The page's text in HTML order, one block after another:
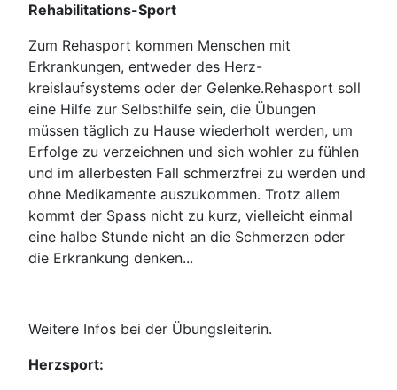
Rehabilitations-Sport
Zum Rehasport kommen Menschen mit
Erkrankungen, entweder des Herz-
kreislaufsystems oder der Gelenke.Rehasport soll
eine Hilfe zur Selbsthilfe sein, die Übungen
müssen täglich zu Hause wiederholt werden, um
Erfolge zu verzeichnen und sich wohler zu fühlen
und im allerbesten Fall schmerzfrei zu werden und
ohne Medikamente auszukommen. Trotz allem
kommt der Spass nicht zu kurz, vielleicht einmal
eine halbe Stunde nicht an die Schmerzen oder
die Erkrankung denken...
Weitere Infos bei der Übungsleiterin.
Herzsport: